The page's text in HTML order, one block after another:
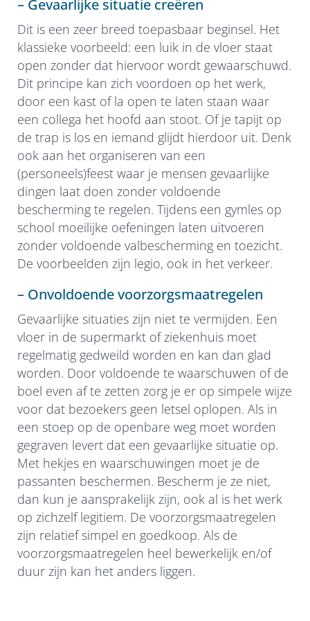
– Gevaarlijke situatie creëren
Dit is een zeer breed toepasbaar beginsel. Het
klassieke voorbeeld: een luik in de vloer staat
open zonder dat hiervoor wordt gewaarschuwd.
Dit principe kan zich voordoen op het werk,
door een kast of la open te laten staan waar
een collega het hoofd aan stoot. Of je tapijt op
de trap is los en iemand glijdt hierdoor uit. Denk
ook aan het organiseren van een
(personeels)feest waar je mensen gevaarlijke
dingen laat doen zonder voldoende
bescherming te regelen. Tijdens een gymles op
school moeilijke oefeningen laten uitvoeren
zonder voldoende valbescherming en toezicht.
De voorbeelden zijn legio, ook in het verkeer.
– Onvoldoende voorzorgsmaatregelen
Gevaarlijke situaties zijn niet te vermijden. Een
vloer in de supermarkt of ziekenhuis moet
regelmatig gedweild worden en kan dan glad
worden. Door voldoende te waarschuwen of de
boel even af te zetten zorg je er op simpele wijze
voor dat bezoekers geen letsel oplopen. Als in
een stoep op de openbare weg moet worden
gegraven levert dat een gevaarlijke situatie op.
Met hekjes en waarschuwingen moet je de
passanten beschermen. Bescherm je ze niet,
dan kun je aansprakelijk zijn, ook al is het werk
op zichzelf legitiem. De voorzorgsmaatregelen
zijn relatief simpel en goedkoop. Als de
voorzorgsmaatregelen heel bewerkelijk en/of
duur zijn kan het anders liggen.